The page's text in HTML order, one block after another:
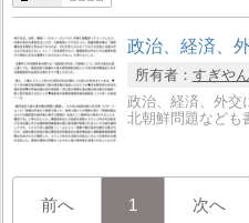
政治、経済、
所有者： すぎやん
政治、経済、外交
北朝鮮問題なども
前へ 1 次へ